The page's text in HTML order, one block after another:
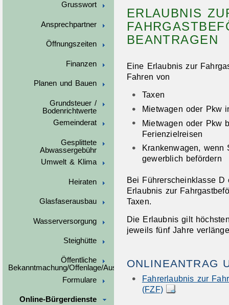
Grusswort
Ansprechpartner
Öffnungszeiten
Finanzen
Planen und Bauen
Grundsteuer /
Bodenrichtwerte
Gemeinderat
Gesplittete
Abwassergebühr
Umwelt & Klima
Heiraten
Glasfaserausbau
Wasserversorgung
Steighütte
Öffentliche
Bekanntmachung/Offenlage/Ausschreibungen
Formulare
Online-Bürgerdienste
ERLAUBNIS
BEANTRAGEN
Eine Erlaubnis zur
Fahren von
Taxen
Mietwagen oder Pkw
Mietwagen oder Pkw
Ferienzielreisen
Krankenwagen,
gewerblich befördern
Bei Führerscheinklasse
Erlaubnis zur
Taxen.
Die Erlaubnis gilt
jeweils fünf Jahre
ONLINEANTRAG
Fahrerlaubnis zur
(FZF)